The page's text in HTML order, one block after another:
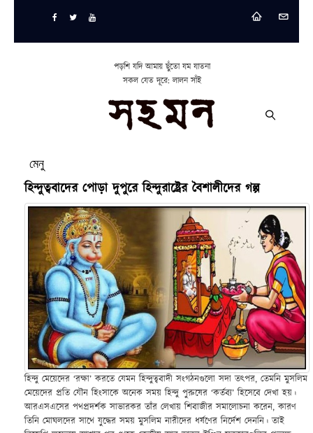
পড়শি যদি আমায় ছুঁতো যম যাতনা
সকল যেত দূরে: লালন সাঁই
মেনু
হিন্দুত্ববাদের পোড়া দুপুরে হিন্দুরাষ্ট্রের বৈশালীদের গল্প
হিন্দু মেয়েদের ‘রক্ষা’ করতে যেমন হিন্দুত্ববাদী সংগঠনগুলো সদা তৎপর, তেমনি মুসলিম
মেয়েদের প্রতি যৌন হিংসাকে অনেক সময় হিন্দু পুরুষের ‘কর্তব্য’ হিসেবে দেখা হয়।
আরএসএসের পথপ্রদর্শক সাভারকর তাঁর লেখায় শিবাজীর সমালোচনা করেন, কারণ
তিনি মোঘলদের সাথে যুদ্ধের সময় মুসলিম নারীদের ধর্ষণের নির্দেশ দেননি। তাই